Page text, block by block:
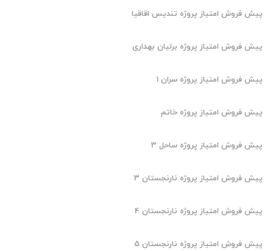
پیش فروش امتیاز پروژه تندیس اقاقیا
پیش فروش امتیاز پروژه برلیان بهداری
پیش فروش امتیاز پروژه سران 1
پیش فروش امتیاز پروژه خاتم
پیش فروش امتیاز پروژه ساحل 3
پیش فروش امتیاز پروژه نارنجستان 3
پیش فروش امتیاز پروژه نارنجستان 4
پیش فروش امتیاز پروژه نارنجستان 5